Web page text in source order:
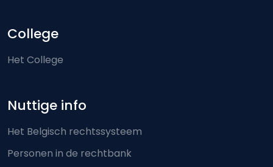
College
Het College
Nuttige info
Het Belgisch rechtssysteem
Personen in de rechtbank